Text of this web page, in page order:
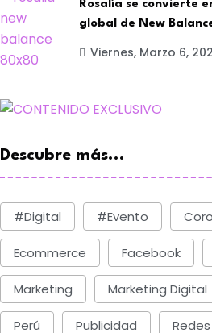
TECNOLOGÍA
Unidos inicia
por monopolio
BY-Comunica News
Jueves, Julio 10, 2025
Rosalía se convierte
global de New
Viernes, Marzo 6,
Descubre más...
#digital #evento
Ecommerce Facebook
Marketing Marketing Digital
Perú Publicidad